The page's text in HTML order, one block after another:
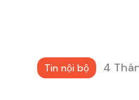
Tin nội bộ 4